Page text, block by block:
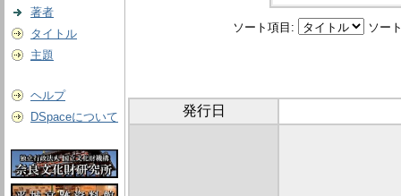
著者
タイトル
主題
ヘルプ
DSpaceについて
ソート項目: ソー
発行日